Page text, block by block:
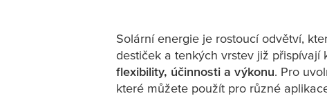
Solární energie je rostoucí odvětví,
destiček a tenkých vrstev již
flexibility, účinnosti a výkonu. Pro
které můžete použít pro různé